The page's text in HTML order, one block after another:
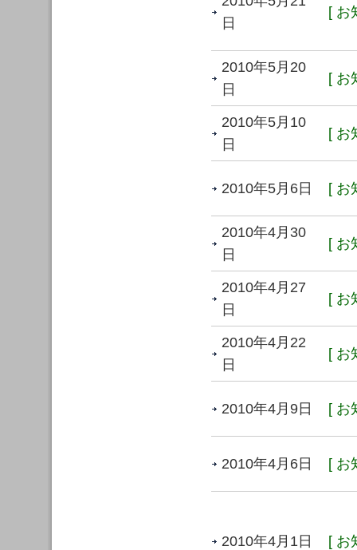
日
[ お
2010年5月20
日
[ お
2010年5月10
日
[ お
2010年5月6日 [ お
2010年4月30
日
[ お
2010年4月27
日
[ お
2010年4月22
日
[ お
2010年4月9日 [ お
2010年4月6日 [ お
2010年4月1日 [ お